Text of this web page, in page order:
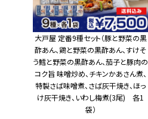
大戸屋 定番9種セット（豚と野菜の黒
酢あん、鶏と野菜の黒酢あん、すけそ
う鱈と野菜の黒酢あん、茄子と豚肉の
コク旨 味噌炒め、チキンかあさん煮、
特製さば味噌煮、さば灰干焼き、ほっ
け灰干焼き、いわし梅煮(3尾) 各1
袋）